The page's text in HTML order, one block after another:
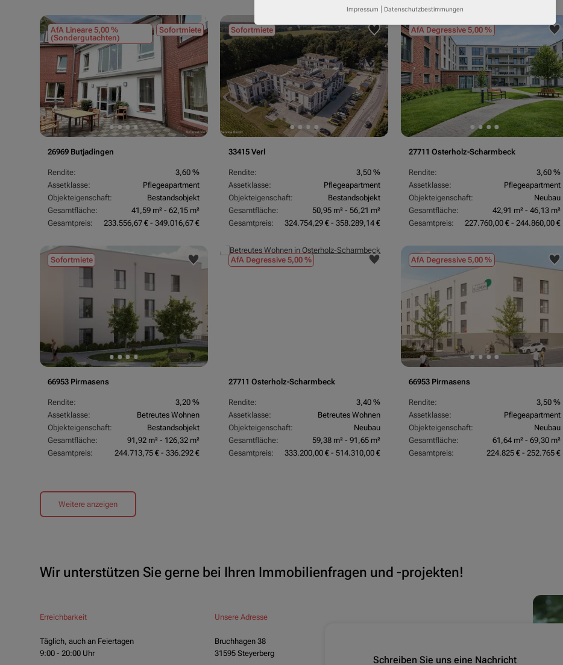
AfA Lineare 5,00 %
(Sondergutachten)
Sofortmiete
26969 Butjadingen
Rendite:
3,60 %
Assetklasse:
Pflegeapartment
Objekteigenschaft:
Bestandsobjekt
Gesamtfläche:
41,59 m² - 62,15 m²
Gesamtpreis:
233.556,67 € - 349.016,67 €
Sofortmiete
33415 Verl
Rendite:
3,50 %
Assetklasse:
Pflegeapartment
Objekteigenschaft:
Bestandsobjekt
Gesamtfläche:
50,95 m² - 56,21 m²
Gesamtpreis:
324.754,29 € - 358.289,14 €
AfA Degressive 5,00 %
27711 Osterholz-Scharmbeck
Rendite:
3,60 %
Assetklasse:
Pflegeapartment
Objekteigenschaft:
Neubau
Gesamtfläche:
42,91 m² - 46,13 m²
Gesamtpreis:
227.760,00 € - 244.860,00 €
Sofortmiete
66953 Pirmasens
Rendite:
3,20 %
Assetklasse:
Betreutes Wohnen
Objekteigenschaft:
Bestandsobjekt
Gesamtfläche:
91,92 m² - 126,32 m²
Gesamtpreis:
244.713,75 € - 336.292 €
AfA Degressive 5,00 %
27711 Osterholz-Scharmbeck
Rendite:
3,40 %
Assetklasse:
Betreutes Wohnen
Objekteigenschaft:
Neubau
Gesamtfläche:
59,38 m² - 91,65 m²
Gesamtpreis:
333.200,00 € - 514.310,00 €
AfA Degressive 5,00 %
66953 Pirmasens
Rendite:
3,50 %
Assetklasse:
Pflegeapartment
Objekteigenschaft:
Neubau
Gesamtfläche:
61,64 m² - 69,30 m²
Gesamtpreis:
224.825 € - 252.765 €
Weitere anzeigen
Wir unterstützen Sie gerne bei Ihren Immobilienfragen und -projekten!
Erreichbarkeit
Täglich, auch an Feiertagen
9:00 - 20:00 Uhr
Unsere Adresse
Bruchhagen 38
31595 Steyerberg
Schreiben Sie uns eine Nachricht
Impressum Datenschutzbestimmungen